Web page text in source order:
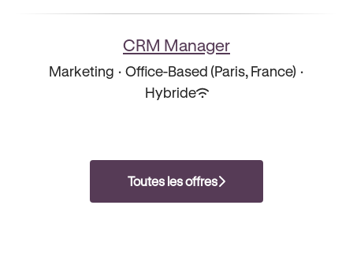
CRM Manager
Marketing · Office-Based (Paris, France) ·
Hybride
Toutes les offres